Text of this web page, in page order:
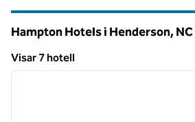
Hampton Hotels i Henderson, NC
Visar 7 hotell
Visar 7 hotell
1 av 7